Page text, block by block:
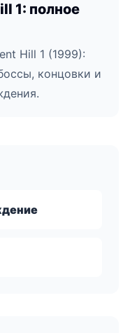
1: полное
Hill 1 (1999):
концовки и